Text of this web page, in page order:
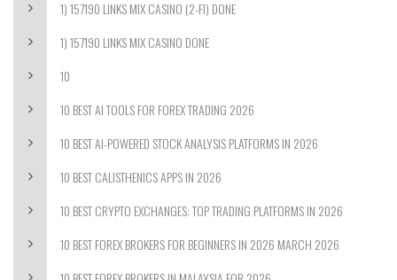
1) 157190 LINKS MIX CASINO (2-FI) DONE
1) 157190 LINKS MIX CASINO DONE
10
10 BEST AI TOOLS FOR FOREX TRADING 2026
10 BEST AI-POWERED STOCK ANALYSIS PLATFORMS IN 2026
10 BEST CALISTHENICS APPS IN 2026
10 BEST CRYPTO EXCHANGES: TOP TRADING PLATFORMS IN 2026
10 BEST FOREX BROKERS FOR BEGINNERS IN 2026 MARCH 2026